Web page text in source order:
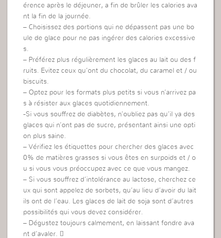
érence après le déjeuner, a fin de brûler les calories ava
nt la fin de la journée.
– Choisissez des portions qui ne dépassent pas une bo
ule de glace pour ne pas ingérer des calories excessive
s.
– Préférez plus régulièrement les glaces au lait ou des f
ruits. Evitez ceux qu’ont du chocolat, du caramel et / ou
biscuits.
– Optez pour les formats plus petits si vous n’arrivez pa
s à résister aux glaces quotidiennement.
-Si vous souffrez de diabètes, n’oubliez pas qu’il ya des
glaces qui n’ont pas de sucre, présentant ainsi une opti
on plus saine.
– Vérifiez les étiquettes pour chercher des glaces avec
0% de matières grasses si vous êtes en surpoids et / o
u si vous vous préoccupez avec ce que vous mangez.
– Si vous souffrez d’intolérance au lactose, cherchez ce
ux qui sont appelez de sorbets, qu’au lieu d’avoir du lait
ils ont de l’eau. Les glaces de lait de soja sont d’autres
possibilités qui vous devez considérer.
– Dégustez toujours calmement, en laissant fondre ava
nt d’avaler. 